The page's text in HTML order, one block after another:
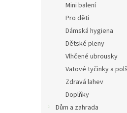
Mini balení
Pro děti
Dámská hygiena
Dětské pleny
Vlhčené ubrousky
Vatové tyčinky a
Zdravá lahev
Doplňky
Dům a zahrada